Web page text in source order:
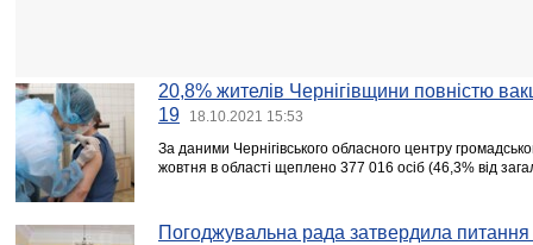
20,8% жителів Чернігівщини повністю
19
18.10.2021 15:53
За даними Чернігівського обласного центру
жовтня в області щеплено 377 016 осіб (46,3% від
Погоджувальна рада затвердила питання